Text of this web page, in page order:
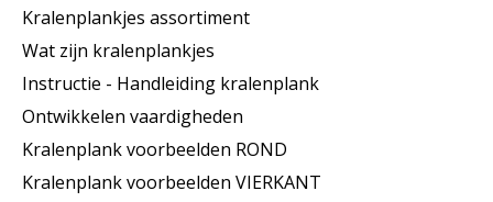
Kralenplankjes assortiment
Wat zijn kralenplankjes
Instructie - Handleiding kralenplank
Ontwikkelen vaardigheden
Kralenplank voorbeelden ROND
Kralenplank voorbeelden VIERKANT